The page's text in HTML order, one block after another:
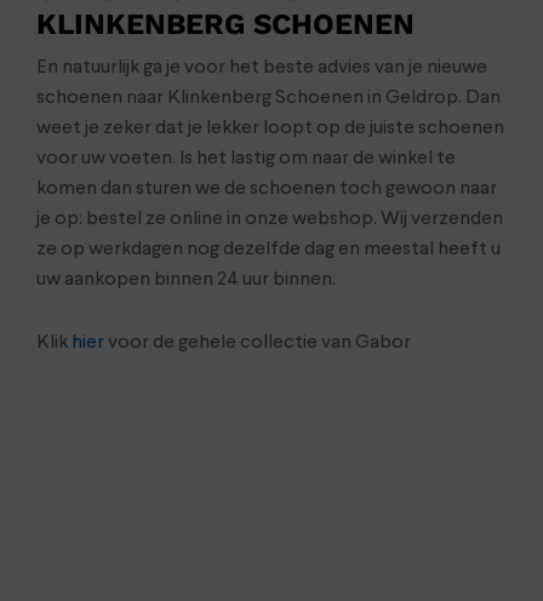
KLINKENBERG SCHOENEN
En natuurlijk ga je voor het beste advies van je nieuwe
schoenen naar Klinkenberg Schoenen in Geldrop. Dan
weet je zeker dat je lekker loopt op de juiste schoenen
voor uw voeten. Is het lastig om naar de winkel te
komen dan sturen we de schoenen toch gewoon naar
je op: bestel ze online in onze webshop. Wij verzenden
ze op werkdagen nog dezelfde dag en meestal heeft u
uw aankopen binnen 24 uur binnen.
Klik hiervoor de gehele collectie van Gabor